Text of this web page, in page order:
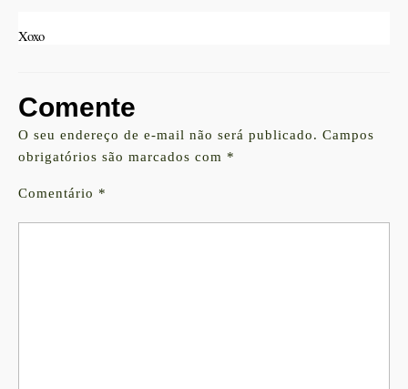
Xoxo
Comente
O seu endereço de e-mail não será publicado. Campos
obrigatórios são marcados com *
Comentário *